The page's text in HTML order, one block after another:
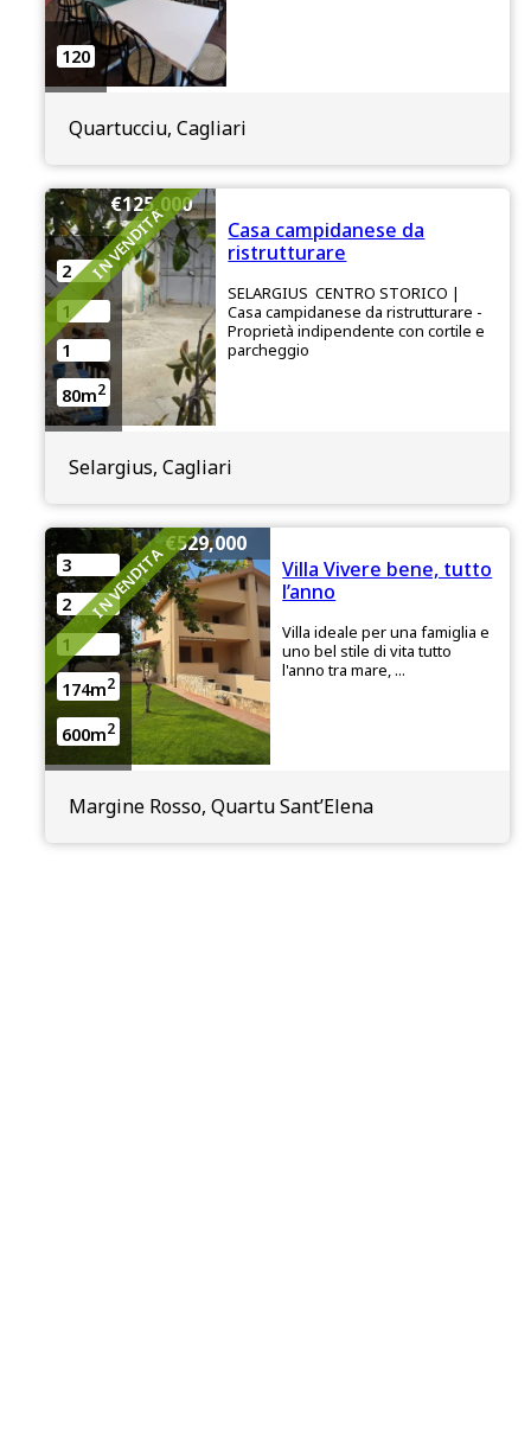
120
Quartucciu, Cagliari
IN VENDITA
€125,000
2
1
1
80m2
Casa campidanese da
ristrutturare
SELARGIUS CENTRO STORICO |
Casa campidanese da ristrutturare -
Proprietà indipendente con cortile e
parcheggio
Selargius, Cagliari
IN VENDITA€529,000
3
2
1
174m2
600m2
Villa Vivere bene, tutto
l’anno
Villa ideale per una famiglia e
uno bel stile di vita tutto
l'anno tra mare, ...
Margine Rosso, Quartu Sant’Elena